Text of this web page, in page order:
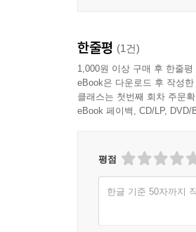
“나중으로 미루지 말아
그림 수업에 온 누군가
있다는 뜻이기도 하다.
말한다. “우리는 매 순
한줄평 (1건)
1,000원 이상 구매 후 한줄평
eBook은 다운로드 후 작성
클래스는 첫번째 회차 주문
eBook 페이백, CD/LP,
평점
한글 기준 50자까지